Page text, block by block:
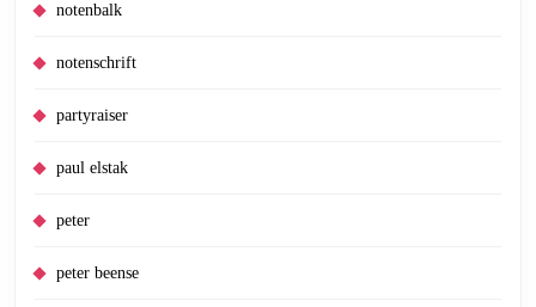
notenbalk
notenschrift
partyraiser
paul elstak
peter
peter beense